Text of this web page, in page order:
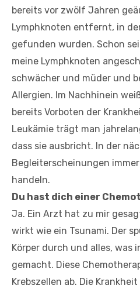
bereits vor zwölf Jahren
Lymphknoten entfernt, in
gefunden wurden. Schon
meine Lymphknoten
schwächer und müder und
Allergien. Im Nachhinein
bereits Vorboten der
Leukämie trägt man
dass sie ausbricht. In der
Begleiterscheinungen
handeln.
Du hast dich einer
Ja. Ein Arzt hat zu mir
wirkt wie ein Tsunami. Der
Körper durch und alles, was
gemacht. Diese
Krebszellen ab. Die